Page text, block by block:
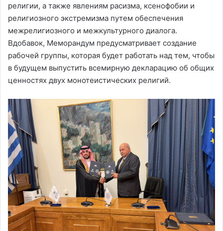
религии, а также явлениям расизма, ксенофобии и
религиозного экстремизма путем обеспечения
межрелигиозного и межкультурного диалога.
Вдобавок, Меморандум предусматривает создание
рабочей группы, которая будет работать над тем, чтобы
в будущем выпустить всемирную декларацию об общих
ценностях двух монотеистических религий.